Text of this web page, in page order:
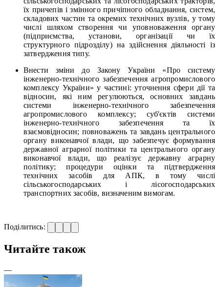
їх причепів і змінного причіпного обладнання, систем,
складових частин та окремих технічних вузлів, у тому
числі шляхом створення чи уповноваження органу
(підприємства, установи, організації чи їх
структурного підрозділу) на здійснення діяльності із
затвердження типу.
Внести зміни до Закону України «Про систему
інженерно-технічного забезпечення агропромислового
комплексу України» у частині: уточнення сфери дії та
відносин, які ним регулюються, основних завдань
системи інженерно-технічного забезпечення
агропромислового комплексу; суб'єктів системи
інженерно-технічного забезпечення та їх
взаємовідносин; повноважень та завдань центрального
органу виконавчої влади, що забезпечує формування
державної аграрної політики та центрального органу
виконавчої влади, що реалізує державну аграрну
політику; процедури оцінки та підтвердження
технічних засобів для АПК, в тому числі
сільськогосподарських і лісогосподарських
транспортних засобів, визначеним вимогам.
Поділитись:
Читайте також
—